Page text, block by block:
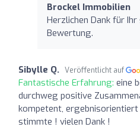
Brockel Immobilien
Herzlichen Dank für
Bewertung.
Sibylle Q. Veröffentlicht auf
Fantastische Erfahrung: eine
durchweg positive
kompetent, ergebnisorientiert
stimmte ! vielen Dank !